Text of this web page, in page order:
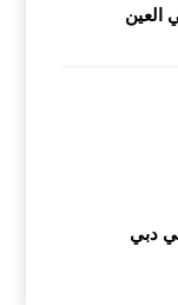
العين
دبي